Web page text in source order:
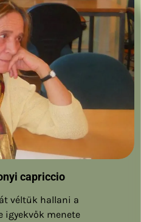
capriccio
véltük hallani a
igyekvők menete